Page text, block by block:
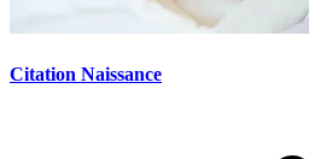
Citation Naissance